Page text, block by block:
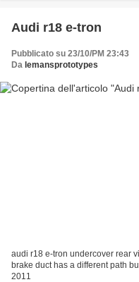
Audi r18 e-tron
Pubblicato su 23/10/PM 23:43
Da lemansprototypes
audi r18 e-tron undercover rear
brake duct has a different path
2011